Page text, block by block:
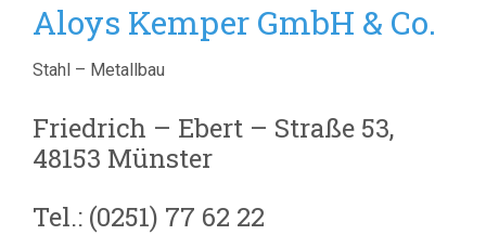
Aloys Kemper GmbH & Co.
Stahl – Metallbau
Friedrich – Ebert – Straße 53,
48153 Münster
Tel.: (0251) 77 62 22